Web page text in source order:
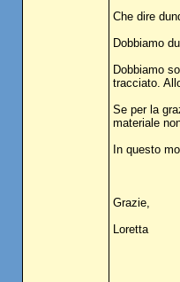
Che dire
Dobbiamo
Dobbiamo
tracciato.
Se per la
materiale
In questo
Grazie,
Loretta